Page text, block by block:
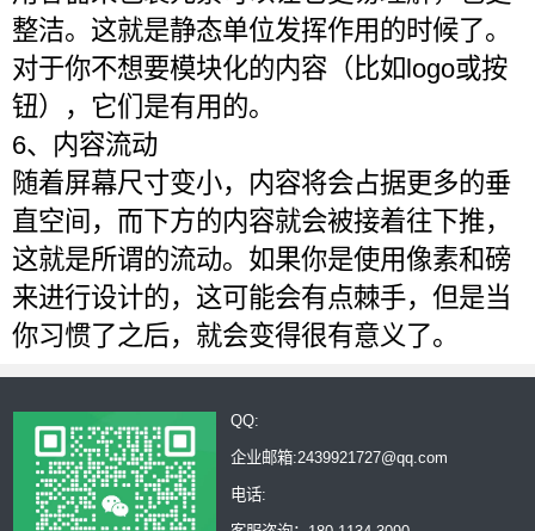
整洁。这就是静态单位发挥作用的时候了。
对于你不想要模块化的内容（比如logo或按
钮），它们是有用的。
6、内容流动
随着屏幕尺寸变小，内容将会占据更多的垂
直空间，而下方的内容就会被接着往下推，
这就是所谓的流动。如果你是使用像素和磅
来进行设计的，这可能会有点棘手，但是当
你习惯了之后，就会变得很有意义了。
QQ:
企业邮箱:2439921727@qq.com
电话: